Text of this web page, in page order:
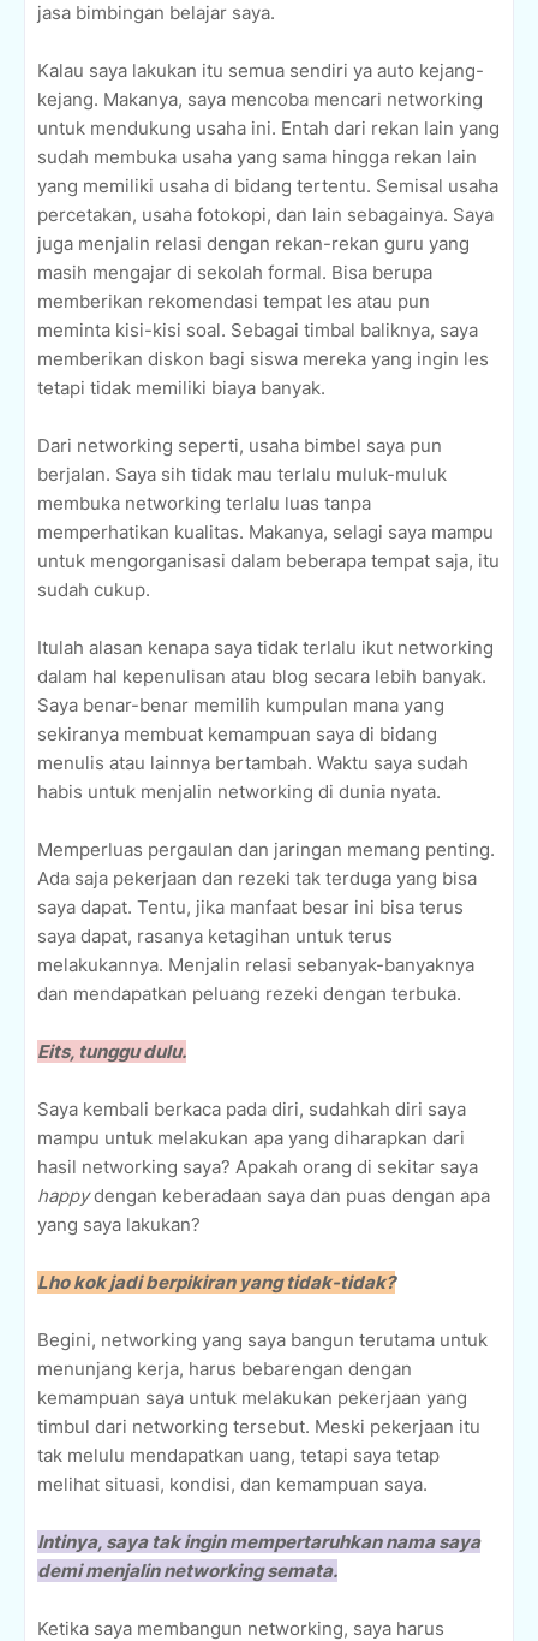
jasa bimbingan belajar saya.
Kalau saya lakukan itu semua sendiri ya auto kejang-
kejang. Makanya, saya mencoba mencari networking
untuk mendukung usaha ini. Entah dari rekan lain yang
sudah membuka usaha yang sama hingga rekan lain
yang memiliki usaha di bidang tertentu. Semisal usaha
percetakan, usaha fotokopi, dan lain sebagainya. Saya
juga menjalin relasi dengan rekan-rekan guru yang
masih mengajar di sekolah formal. Bisa berupa
memberikan rekomendasi tempat les atau pun
meminta kisi-kisi soal. Sebagai timbal baliknya, saya
memberikan diskon bagi siswa mereka yang ingin les
tetapi tidak memiliki biaya banyak.
Dari networking seperti, usaha bimbel saya pun
berjalan. Saya sih tidak mau terlalu muluk-muluk
membuka networking terlalu luas tanpa
memperhatikan kualitas. Makanya, selagi saya mampu
untuk mengorganisasi dalam beberapa tempat saja, itu
sudah cukup.
Itulah alasan kenapa saya tidak terlalu ikut networking
dalam hal kepenulisan atau blog secara lebih banyak.
Saya benar-benar memilih kumpulan mana yang
sekiranya membuat kemampuan saya di bidang
menulis atau lainnya bertambah. Waktu saya sudah
habis untuk menjalin networking di dunia nyata.
Memperluas pergaulan dan jaringan memang penting.
Ada saja pekerjaan dan rezeki tak terduga yang bisa
saya dapat. Tentu, jika manfaat besar ini bisa terus
saya dapat, rasanya ketagihan untuk terus
melakukannya. Menjalin relasi sebanyak-banyaknya
dan mendapatkan peluang rezeki dengan terbuka.
Eits, tunggu dulu.
Saya kembali berkaca pada diri, sudahkah diri saya
mampu untuk melakukan apa yang diharapkan dari
hasil networking saya? Apakah orang di sekitar saya
happydengan keberadaan saya dan puas dengan apa
yang saya lakukan?
Lho kok jadi berpikiran yang tidak-tidak?
Begini, networking yang saya bangun terutama untuk
menunjang kerja, harus bebarengan dengan
kemampuan saya untuk melakukan pekerjaan yang
timbul dari networking tersebut. Meski pekerjaan itu
tak melulu mendapatkan uang, tetapi saya tetap
melihat situasi, kondisi, dan kemampuan saya.
Intinya, saya tak ingin mempertaruhkan nama saya
demi menjalin networking semata.
Ketika saya membangun networking, saya harus